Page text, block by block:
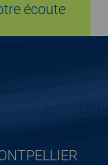
écoute